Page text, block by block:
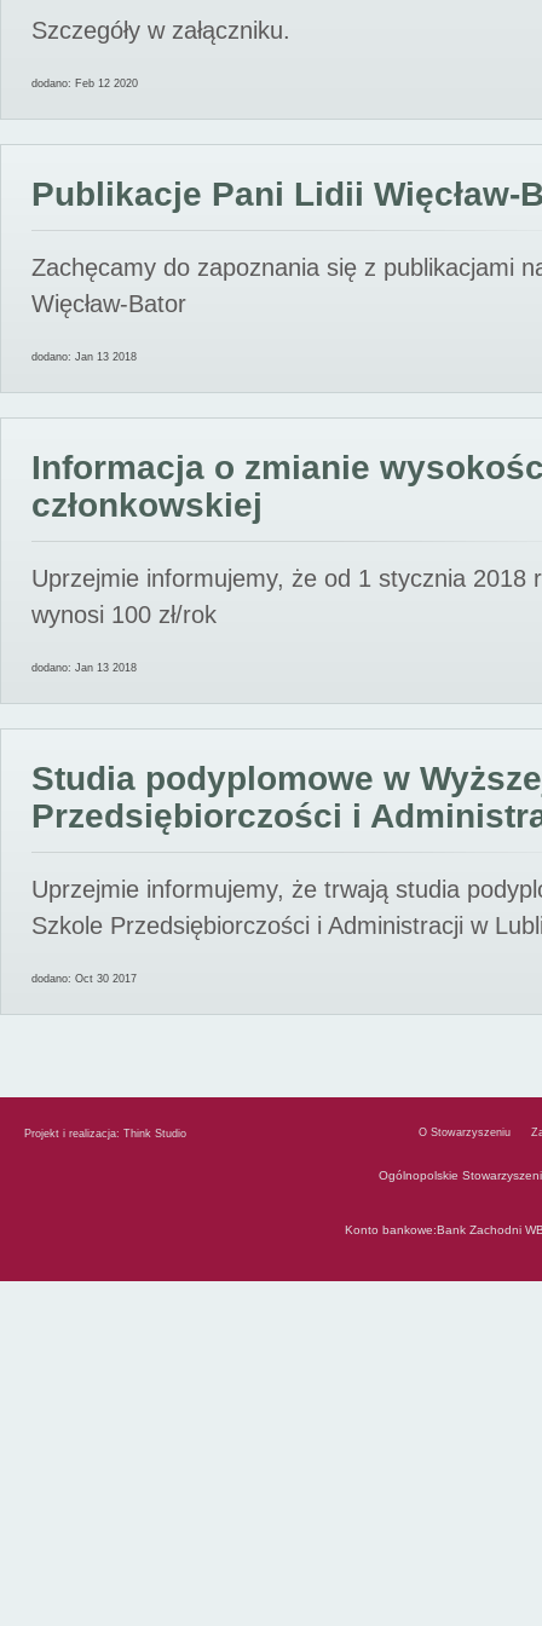
Szczegóły w załączniku.
dodano: Feb 12 2020
Publikacje Pani Lidii Więcław-
Zachęcamy do zapoznania się z publikacjami
Więcław-Bator
dodano: Jan 13 2018
Informacja o zmianie
członkowskiej
Uprzejmie informujemy, że od 1 stycznia 2018
wynosi 100 zł/rok
dodano: Jan 13 2018
Studia podyplomowe w
Przedsiębiorczości i
Uprzejmie informujemy, że trwają studia
Szkole Przedsiębiorczości i Administracji w
dodano: Oct 30 2017
Projekt i realizacja: Think Studio O Stowarzyszeniu
Ogólnopolskie
Konto bankowe:Bank Zachodni